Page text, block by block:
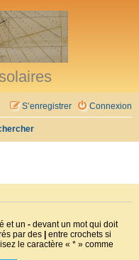
Connexion
S’enregistrer
et un - devant un mot qui doit
par des | entre crochets si
le caractère « * » comme